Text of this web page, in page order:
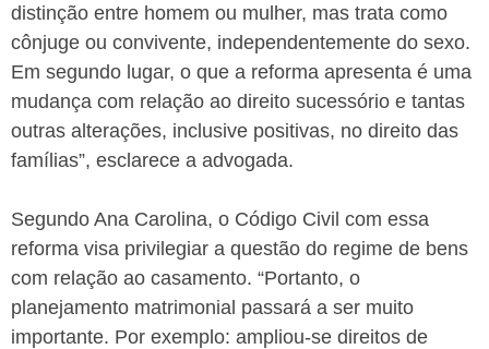
distinção entre homem ou mulher, mas trata como
cônjuge ou convivente, independentemente do sexo.
Em segundo lugar, o que a reforma apresenta é uma
mudança com relação ao direito sucessório e tantas
outras alterações, inclusive positivas, no direito das
famílias”, esclarece a advogada.
Segundo Ana Carolina, o Código Civil com essa
reforma visa privilegiar a questão do regime de bens
com relação ao casamento. “Portanto, o
planejamento matrimonial passará a ser muito
importante. Por exemplo: ampliou-se direitos de